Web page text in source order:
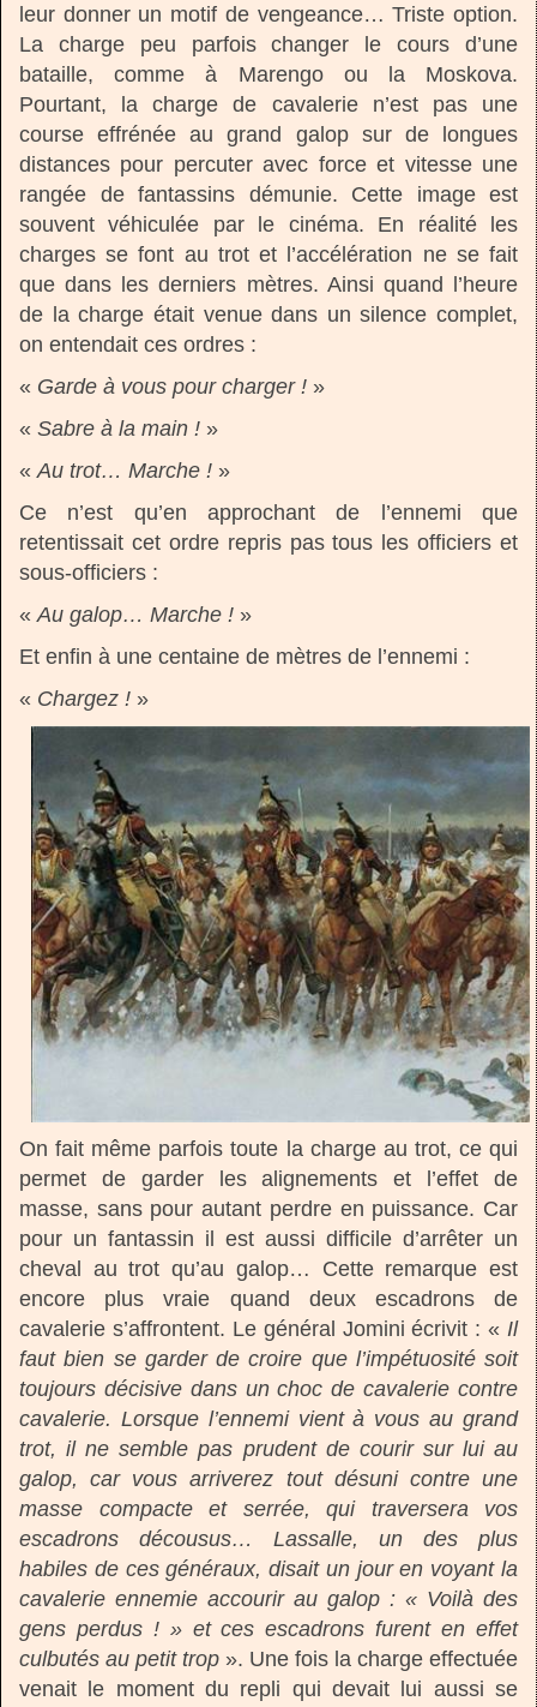
leur donner un motif de vengeance… Triste option.
La charge peu parfois changer le cours d’une
bataille, comme à Marengo ou la Moskova.
Pourtant, la charge de cavalerie n’est pas une
course effrénée au grand galop sur de longues
distances pour percuter avec force et vitesse une
rangée de fantassins démunie. Cette image est
souvent véhiculée par le cinéma. En réalité les
charges se font au trot et l’accélération ne se fait
que dans les derniers mètres. Ainsi quand l’heure
de la charge était venue dans un silence complet,
on entendait ces ordres :
« Garde à vous pour charger ! »
« Sabre à la main ! »
« Au trot… Marche ! »
Ce n’est qu’en approchant de l’ennemi que
retentissait cet ordre repris pas tous les officiers et
sous-officiers :
« Au galop… Marche ! »
Et enfin à une centaine de mètres de l’ennemi :
« Chargez ! »
On fait même parfois toute la charge au trot, ce qui
permet de garder les alignements et l’effet de
masse, sans pour autant perdre en puissance. Car
pour un fantassin il est aussi difficile d’arrêter un
cheval au trot qu’au galop… Cette remarque est
encore plus vraie quand deux escadrons de
cavalerie s’affrontent. Le général Jomini écrivit : « Il
faut bien se garder de croire que l’impétuosité soit
toujours décisive dans un choc de cavalerie contre
cavalerie. Lorsque l’ennemi vient à vous au grand
trot, il ne semble pas prudent de courir sur lui au
galop, car vous arriverez tout désuni contre une
masse compacte et serrée, qui traversera vos
escadrons décousus… Lassalle, un des plus
habiles de ces généraux, disait un jour en voyant la
cavalerie ennemie accourir au galop : « Voilà des
gens perdus ! » et ces escadrons furent en effet
culbutés au petit trop ». Une fois la charge effectuée
venait le moment du repli qui devait lui aussi se